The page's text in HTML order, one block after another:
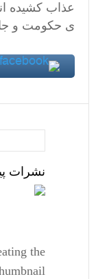
عذاب کشیده
ی حکومت و
نشرات
the